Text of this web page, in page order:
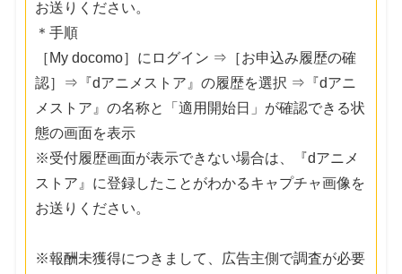
お送りください。
＊手順
［My docomo］にログイン ⇒［お申込み履歴の確
認］⇒『dアニメストア』の履歴を選択 ⇒『dアニ
メストア』の名称と「適用開始日」が確認できる状
態の画面を表示
※受付履歴画面が表示できない場合は、『dアニメ
ストア』に登録したことがわかるキャプチャ画像を
お送りください。
※報酬未獲得につきまして、広告主側で調査が必要